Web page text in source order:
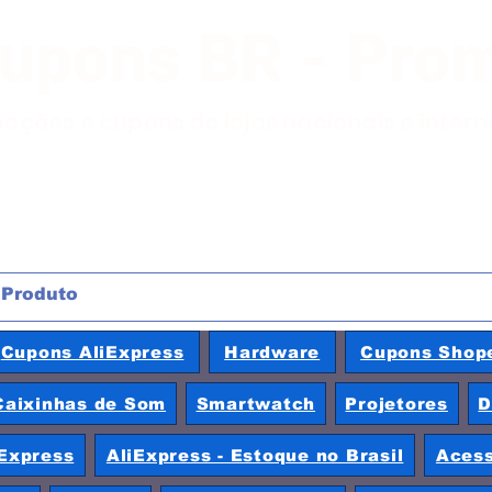
BR -
Cupons AliExpress Hardware Cupons
de Som Smartwatch Projetores
AliExpress - Estoque no Brasil